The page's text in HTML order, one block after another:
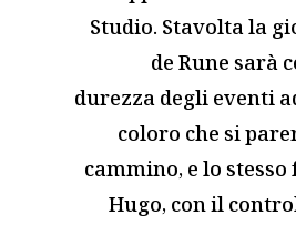
Studio. Stavolta la
de Rune sarà
durezza degli eventi
coloro che si
cammino, e lo
Hugo, con il